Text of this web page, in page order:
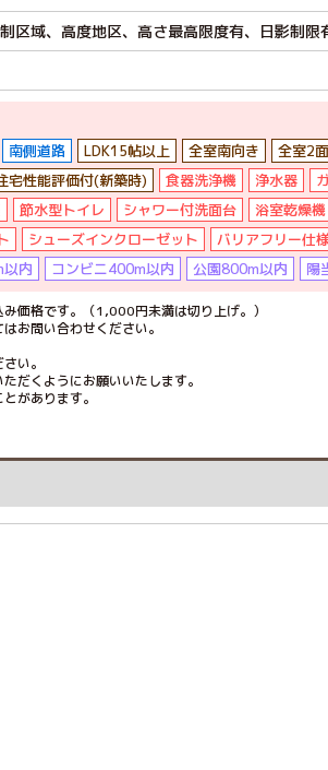
区域、高度地区、高さ最高限度有、日影制限
南側道路 LDK15帖以上 全室南向き 全室2
宅性能評価付(新築時) 食器洗浄機 浄水器
節水型トイレ シャワー付洗面台 浴室乾燥機
シューズインクローゼット バリアフリー仕
内 コンビニ400m以内 公園800m以内 陽
価格です。（1,000円未満は切り上げ。）
お問い合わせください。
い。
だくようにお願いいたします。
があります。